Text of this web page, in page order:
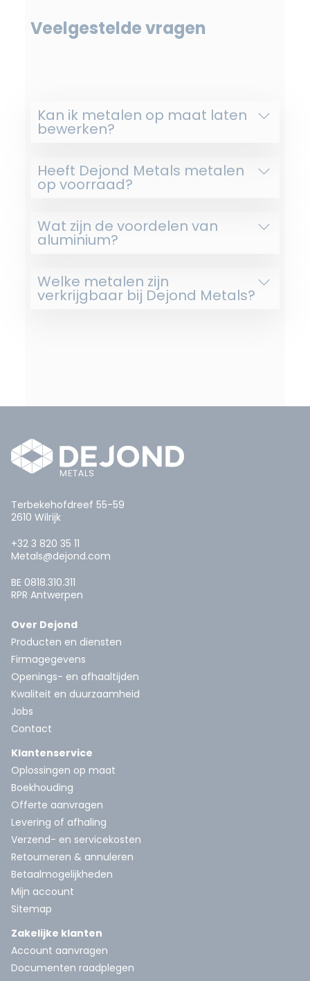
Veelgestelde vragen
Kan ik metalen op maat laten
bewerken?
Heeft Dejond Metals metalen
op voorraad?
Wat zijn de voordelen van
aluminium?
Welke metalen zijn
verkrijgbaar bij Dejond Metals?
Terbekehofdreef 55-59
2610 Wilrijk
+32 3 820 35 11
Metals@dejond.com
BE 0818.310.311
RPR Antwerpen
Over Dejond
Producten en diensten
Firmagegevens
Openings- en afhaaltijden
Kwaliteit en duurzaamheid
Jobs
Contact
Klantenservice
Oplossingen op maat
Boekhouding
Offerte aanvragen
Levering of afhaling
Verzend- en servicekosten
Retourneren & annuleren
Betaalmogelijkheden
Mijn account
Sitemap
Zakelijke klanten
Account aanvragen
Documenten raadplegen